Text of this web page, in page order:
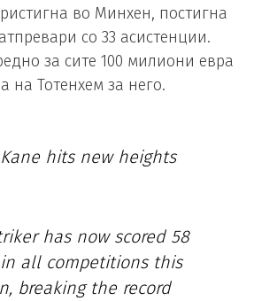
во Минхен, постигна
со 33 асистенции.
за сите 100 милиони евра
на Тотенхем за него.
hits new heights
has now scored 58
all competitions this
breaking the record